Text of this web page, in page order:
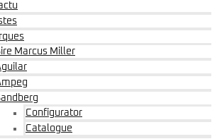
Marcus Miller
Configurator
Catalogue